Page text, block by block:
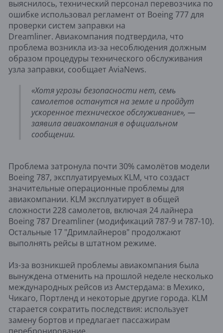
выяснилось, технический персонал перевозчика по
ошибке использовал регламент от Boeing 777 для
проверки систем заправки на
Dreamliner. Авиакомпания подтвердила, что
проблема возникла из-за несоблюдения должным
образом процедуры технического обслуживания
узла заправки, сообщает AviaNews.
«Хотя угрозы безопасности нет, семь
самолетов останутся на земле и пройдут
ускоренное техническое обслуживание», —
заявила авиакомпания в официальном
сообщении.
Проблема затронула почти 30% самолётов модели
Boeing 787, эксплуатируемых KLM, что создаст
значительные операционные проблемы для
авиакомпании. KLM эксплуатирует в общей
сложности 228 самолетов, включая 24 лайнера
Boeing 787 Dreamliner (модификаций 787-9 и 787-10).
Остальные 17 "Дримлайнеров" продолжают
выполнять рейсы в штатном режиме.
Из-за возникшей проблемы авиакомпания была
вынуждена отменить на прошлой неделе несколько
международных рейсов из Амстердама: в Мехико,
Чикаго, Портленд и некоторые другие города. KLM
старается сократить последствия: использует
замену бортов и предлагает пассажирам